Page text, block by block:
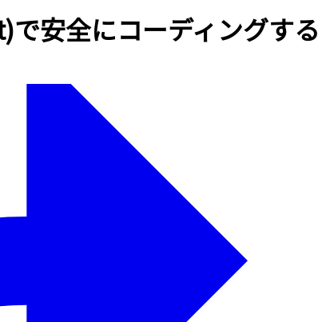
安全にコーディングする